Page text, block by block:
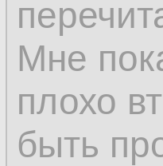
том,
а
Мне
плохо
быть